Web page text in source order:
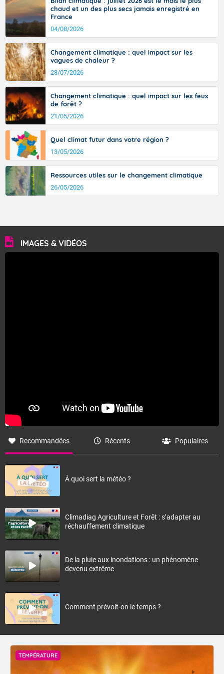
ouest, dans un secteur qui part du Roussillon à la vallée de l’Aude et à
l’ouest de l’Hérault. L’étymologie de ce vent vient du latin trasmontanus,
signifiant au-delà des monts, en allusion aux régions montagneuses
d’où provient ce vent.
chaud et un des plus secs jamais enregistré en
France
04/08/2026
Changement climatique : quel impact sur les
vagues de chaleur ?
28/07/2026
Changement climatique : quel impact sur les feux
de forêt ?
21/05/2026
Quel climat futur dans votre région ?
13/05/2026
Ressources utiles sur le changement climatique
26/05/2026
IMAGES & VIDÉOS
Recommandées Récents Populaires
À quoi sert la météo ?
Climadiag Agriculture et Forêt : s’adapter au
réchauffement climatique
De la pluie aux inondations : un phénomène
devenu extrême
Comment prévoit-on le temps ?
TEMPÉRATURE